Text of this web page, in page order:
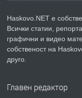
ПРЕДЛАГА
Haskovo.NET е
Всички статии,
графични и видео
собственост на
друго.
Главен редактор